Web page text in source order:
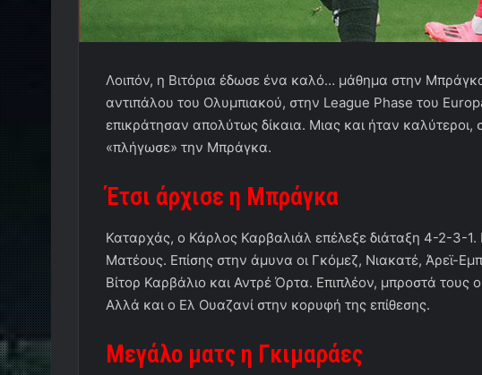
Λοιπόν, η Βιτόρια έδωσε ένα καλό… μάθημα στην
αντιπάλου του Ολυμπιακού, στην League Phase του
επικράτησαν απολύτως δίκαια. Μιας και ήταν
«πλήγωσε» την Μπράγκα.
Έτσι άρχισε η Μπράγκα
Καταρχάς, ο Κάρλος Καρβαλιάλ επέλεξε διάταξη 4-2-3-
Ματέους. Επίσης στην άμυνα οι Γκόμεζ, Νιακατέ, Άρεϊ-
Βίτορ Καρβάλιο και Αντρέ Όρτα. Επιπλέον, μπροστά τους
Αλλά και ο Ελ Ουαζανί στην κορυφή της επίθεσης.
Μεγάλο ματς η Γκιμαράες